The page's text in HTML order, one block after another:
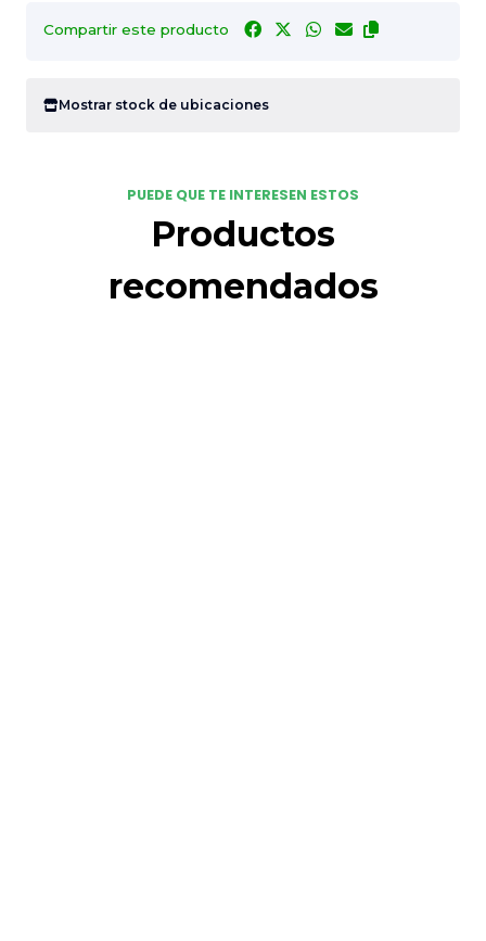
Compartir este producto
Mostrar stock de ubicaciones
PUEDE QUE TE INTERESEN ESTOS
Productos
recomendados